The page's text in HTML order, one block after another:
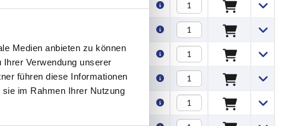
Medien anbieten zu können
Verwendung unserer
führen diese Informationen
im Rahmen Ihrer Nutzung
1,91 €
2,12 €
4,26 €
3,18 €
4,03 €